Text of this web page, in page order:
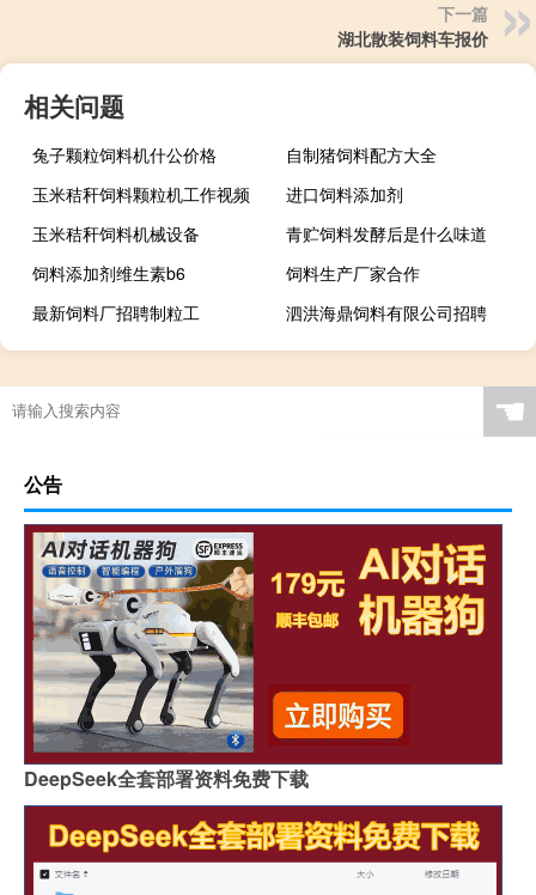
下一篇
湖北散装饲料车报价
相关问题
兔子颗粒饲料机什公价格
自制猪饲料配方大全
玉米秸秆饲料颗粒机工作视频
进口饲料添加剂
玉米秸秆饲料机械设备
青贮饲料发酵后是什么味道
饲料添加剂维生素b6
饲料生产厂家合作
最新饲料厂招聘制粒工
泗洪海鼎饲料有限公司招聘
☚
公告
DeepSeek全套部署资料免费下载